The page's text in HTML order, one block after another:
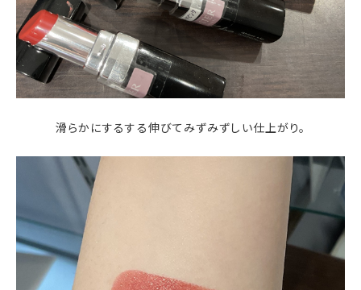
滑らかにするする伸びてみずみずしい仕上がり。